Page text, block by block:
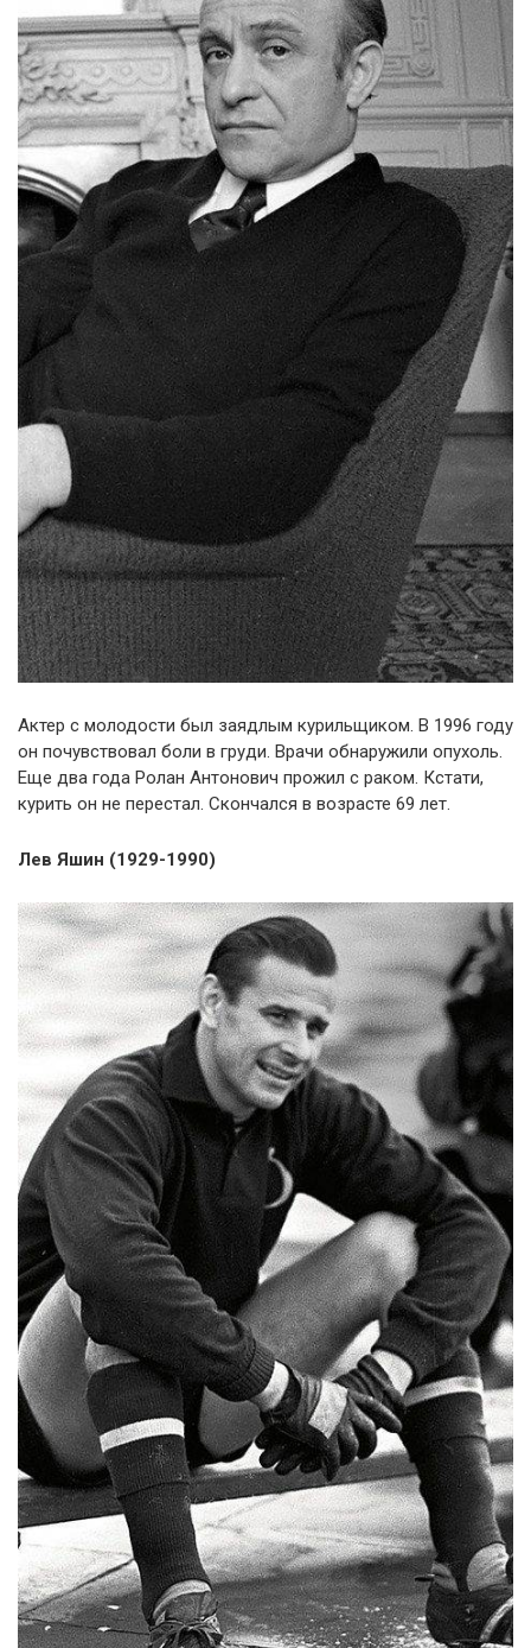
Актер с молодости был заядлым курильщиком. В 1996 году
он почувствовал боли в груди. Врачи обнаружили опухоль.
Еще два года Ролан Антонович прожил с раком. Кстати,
курить он не перестал. Скончался в возрасте 69 лет.
Лев Яшин (1929-1990)